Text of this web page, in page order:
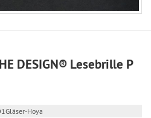
DESIGN® Lesebrille P
Hoya